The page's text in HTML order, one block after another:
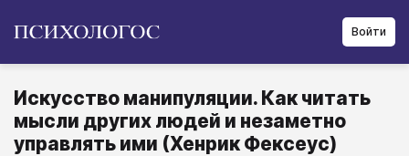
Войти
Искусство манипуляции. Как читать
мысли других людей и незаметно
управлять ими (Хенрик Фексеус)